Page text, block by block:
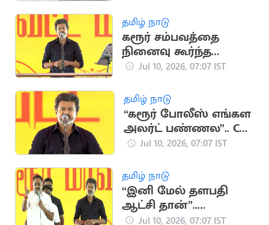
தமிழ் நாடு
கரூர் சம்பவத்தை
நினைவு கூர்ந்த
முதல்வர் விஜய்
Jul 10, 2026, 07:07 IST
தமிழ் நாடு
“கரூர் போலீஸ் எங்கள
அலர்ட் பண்ணல”.. CM
விஜய் பேச்சு
Jul 10, 2026, 07:07 IST
தமிழ் நாடு
“இனி மேல் தளபதி
ஆட்சி தான்”..
எம்.ஆர்.விஜயபாஸ்கர்
Jul 10, 2026, 07:07 IST